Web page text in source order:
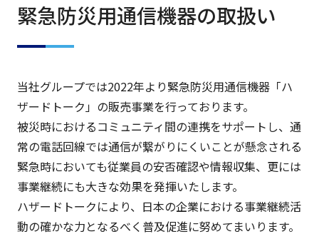
緊急防災用通信機器の取扱い
当社グループでは2022年より緊急防災用通信機器「ハ
ザードトーク」の販売事業を行っております。
被災時におけるコミュニティ間の連携をサポートし、通
常の電話回線では通信が繋がりにくいことが懸念される
緊急時においても従業員の安否確認や情報収集、更には
事業継続にも大きな効果を発揮いたします。
ハザードトークにより、日本の企業における事業継続活
動の確かな力となるべく普及促進に努めてまいります。